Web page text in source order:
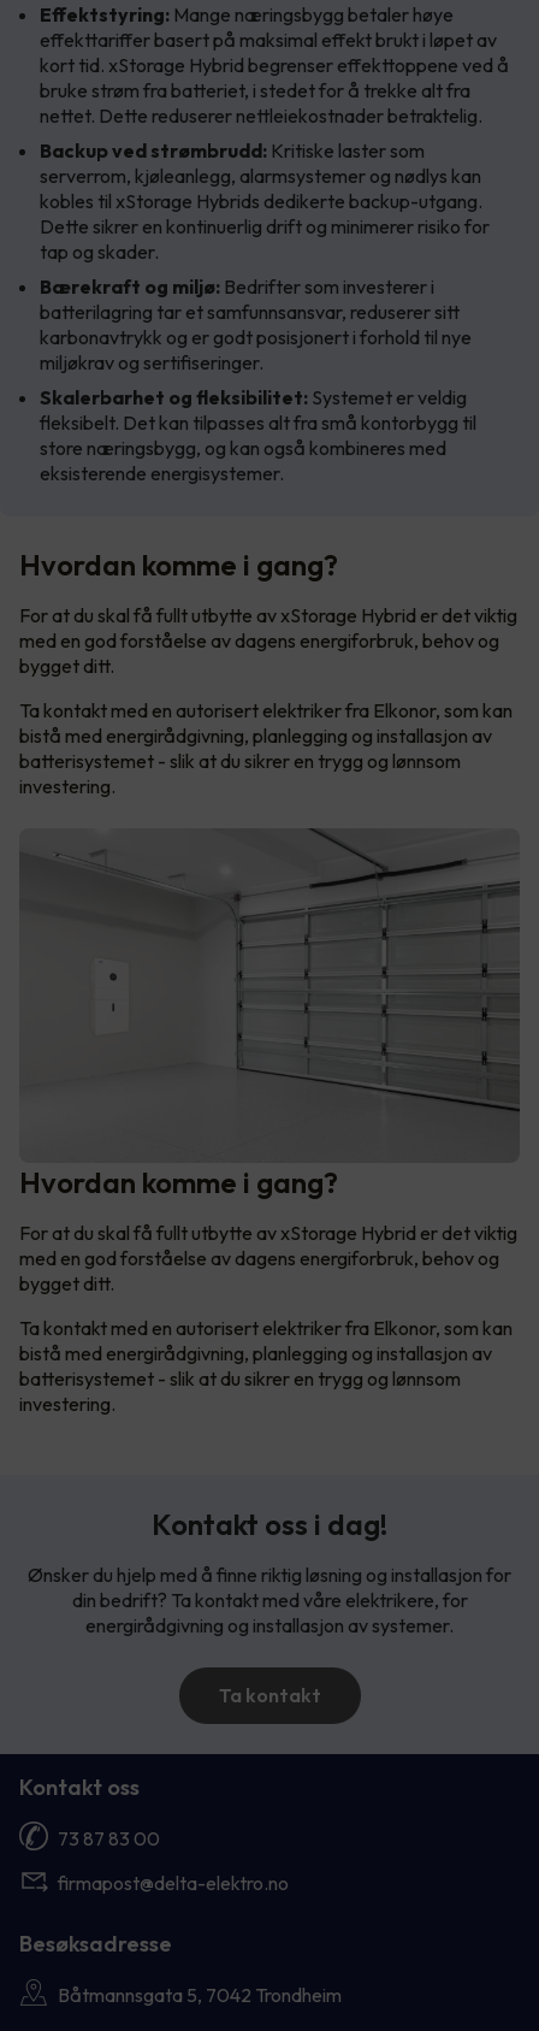
Effektstyring: Mange næringsbygg betaler høye
effekttariffer basert på maksimal effekt brukt i løpet av
kort tid. xStorage Hybrid begrenser effekttoppene ved å
bruke strøm fra batteriet, i stedet for å trekke alt fra
nettet. Dette reduserer nettleiekostnader betraktelig.
Backup ved strømbrudd: Kritiske laster som
serverrom, kjøleanlegg, alarmsystemer og nødlys kan
kobles til xStorage Hybrids dedikerte backup-utgang.
Dette sikrer en kontinuerlig drift og minimerer risiko for
tap og skader.
Bærekraft og miljø: Bedrifter som investerer i
batterilagring tar et samfunnsansvar, reduserer sitt
karbonavtrykk og er godt posisjonert i forhold til nye
miljøkrav og sertifiseringer.
Skalerbarhet og fleksibilitet: Systemet er veldig
fleksibelt. Det kan tilpasses alt fra små kontorbygg til
store næringsbygg, og kan også kombineres med
eksisterende energisystemer.
Hvordan komme i gang?
For at du skal få fullt utbytte av xStorage Hybrid er det viktig
med en god forståelse av dagens energiforbruk, behov og
bygget ditt.
Ta kontakt med en autorisert elektriker fra Elkonor, som kan
bistå med energirådgivning, planlegging og installasjon av
batterisystemet - slik at du sikrer en trygg og lønnsom
investering.
Hvordan komme i gang?
For at du skal få fullt utbytte av xStorage Hybrid er det viktig
med en god forståelse av dagens energiforbruk, behov og
bygget ditt.
Ta kontakt med en autorisert elektriker fra Elkonor, som kan
bistå med energirådgivning, planlegging og installasjon av
batterisystemet - slik at du sikrer en trygg og lønnsom
investering.
Kontakt oss i dag!
Ønsker du hjelp med å finne riktig løsning og installasjon for
din bedrift? Ta kontakt med våre elektrikere, for
energirådgivning og installasjon av systemer.
Ta kontakt
Kontakt oss
73 87 83 00
firmapost@delta-elektro.no
Besøksadresse
Båtmannsgata 5, 7042 Trondheim